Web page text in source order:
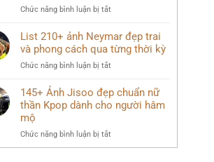
chuẩn
thần
với
hình
ngộ
khó
Chức năng bình luận bị tắt
160+
ảnh
Doraemon
ngộ
khiến
ai
mỉm
List 210+ ảnh Neymar đẹp trai
và phong cách qua từng thời kỳ
Chức năng bình luận bị tắt
210+
Neymar
trai
và
145+ Ảnh Jisoo đẹp chuẩn nữ
thần Kpop dành cho người hâm
mộ
Chức năng bình luận bị tắt
145+